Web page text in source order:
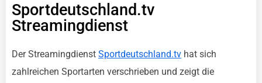
Sportdeutschland.tv
Streamingdienst
Der Streamingdienst Sportdeutschland.tv hat sich
zahlreichen Sportarten verschrieben und zeigt die